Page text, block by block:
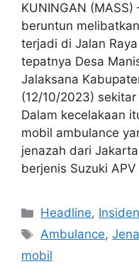
KUNINGAN
beruntun
terjadi di Jalan
tepatnya Desa
Jalaksana
(12/10/2023) sekitar
Dalam kecelakaan
mobil ambulance
jenazah dari
berjenis Suzuki
Kategori
Headline, Insiden
Tag
Ambulance,
mobil